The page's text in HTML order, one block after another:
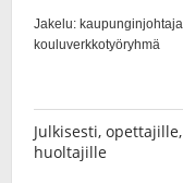
Julkisesti,
huoltajille